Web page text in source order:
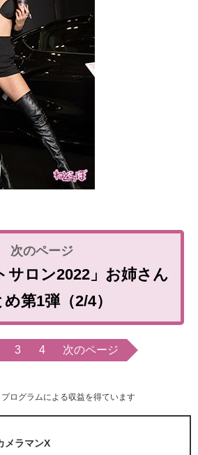
サロン2022」お姉さん
め第1弾（2/4）
3 4 次のページ
ログラムによる収益を得ています
メラマンX